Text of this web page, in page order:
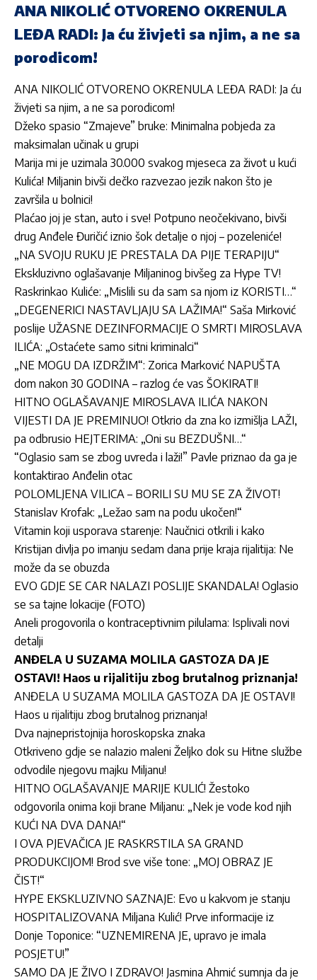
ANA NIKOLIĆ OTVORENO OKRENULA
LEĐA RADI: Ja ću živjeti sa njim, a ne sa
porodicom!
ANA NIKOLIĆ OTVORENO OKRENULA LEĐA RADI: Ja ću
živjeti sa njim, a ne sa porodicom!
Džeko spasio “Zmajeve” bruke: Minimalna pobjeda za
maksimalan učinak u grupi
Marija mi je uzimala 30.000 svakog mjeseca za život u kući
Kulića! Miljanin bivši dečko razvezao jezik nakon što je
završila u bolnici!
Plaćao joj je stan, auto i sve! Potpuno neočekivano, bivši
drug Anđele Đuričić iznio šok detalje o njoj – pozeleniće!
„NA SVOJU RUKU JE PRESTALA DA PIJE TERAPIJU“
Ekskluzivno oglašavanje Miljaninog bivšeg za Hype TV!
Raskrinkao Kuliće: „Mislili su da sam sa njom iz KORISTI…“
„DEGENERICI NASTAVLJAJU SA LAŽIMA!“ Saša Mirković
poslije UŽASNE DEZINFORMACIJE O SMRTI MIROSLAVA
ILIĆA: „Ostaćete samo sitni kriminalci“
„NE MOGU DA IZDRŽIM“: Zorica Marković NAPUŠTA
dom nakon 30 GODINA – razlog će vas ŠOKIRATI!
HITNO OGLAŠAVANJE MIROSLAVA ILIĆA NAKON
VIJESTI DA JE PREMINUO! Otkrio da zna ko izmišlja LAŽI,
pa odbrusio HEJTERIMA: „Oni su BEZDUŠNI…“
“Oglasio sam se zbog uvreda i laži!” Pavle priznao da ga je
kontaktirao Anđelin otac
POLOMLJENA VILICA – BORILI SU MU SE ZA ŽIVOT!
Stanislav Krofak: „Ležao sam na podu ukočen!“
Vitamin koji usporava starenje: Naučnici otkrili i kako
Kristijan divlja po imanju sedam dana prije kraja rijalitija: Ne
može da se obuzda
EVO GDJE SE CAR NALAZI POSLIJE SKANDALA! Oglasio
se sa tajne lokacije (FOTO)
Aneli progovorila o kontraceptivnim pilulama: Isplivali novi
detalji
ANĐELA U SUZAMA MOLILA GASTOZA DA JE
OSTAVI! Haos u rijalitiju zbog brutalnog priznanja!
ANĐELA U SUZAMA MOLILA GASTOZA DA JE OSTAVI!
Haos u rijalitiju zbog brutalnog priznanja!
Dva najnepristojnija horoskopska znaka
Otkriveno gdje se nalazio maleni Željko dok su Hitne službe
odvodile njegovu majku Miljanu!
HITNO OGLAŠAVANJE MARIJE KULIĆ! Žestoko
odgovorila onima koji brane Miljanu: „Nek je vode kod njih
KUĆI NA DVA DANA!“
I OVA PJEVAČICA JE RASKRSTILA SA GRAND
PRODUKCIJOM! Brod sve više tone: „MOJ OBRAZ JE
ČIST!“
HYPE EKSKLUZIVNO SAZNAJE: Evo u kakvom je stanju
HOSPITALIZOVANA Miljana Kulić! Prve informacije iz
Donje Toponice: “UZNEMIRENA JE, upravo je imala
POSJETU!”
SAMO DA JE ŽIVO I ZDRAVO! Jasmina Ahmić sumnja da je